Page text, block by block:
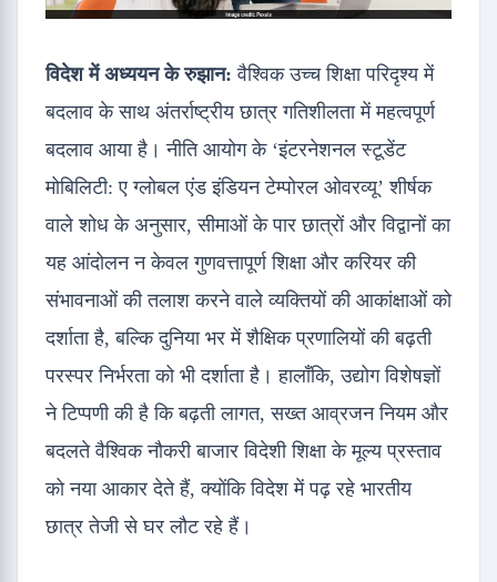
विदेश में अध्ययन के रुझान: वैश्विक उच्च शिक्षा परिदृश्य में
बदलाव के साथ अंतर्राष्ट्रीय छात्र गतिशीलता में महत्वपूर्ण
बदलाव आया है। नीति आयोग के ‘इंटरनेशनल स्टूडेंट
मोबिलिटी: ए ग्लोबल एंड इंडियन टेम्पोरल ओवरव्यू’ शीर्षक
वाले शोध के अनुसार, सीमाओं के पार छात्रों और विद्वानों का
यह आंदोलन न केवल गुणवत्तापूर्ण शिक्षा और करियर की
संभावनाओं की तलाश करने वाले व्यक्तियों की आकांक्षाओं को
दर्शाता है, बल्कि दुनिया भर में शैक्षिक प्रणालियों की बढ़ती
परस्पर निर्भरता को भी दर्शाता है। हालाँकि, उद्योग विशेषज्ञों
ने टिप्पणी की है कि बढ़ती लागत, सख्त आव्रजन नियम और
बदलते वैश्विक नौकरी बाजार विदेशी शिक्षा के मूल्य प्रस्ताव
को नया आकार देते हैं, क्योंकि विदेश में पढ़ रहे भारतीय
छात्र तेजी से घर लौट रहे हैं।